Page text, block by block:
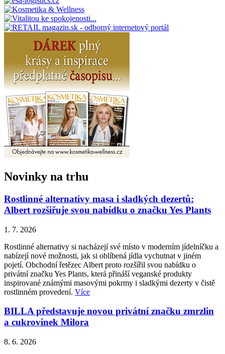
Novinky na trhu
Rostlinné alternativy masa i sladkých dezertů:
Albert rozšiřuje svou nabídku o značku Yes Plants
1. 7. 2026
Rostlinné alternativy si nacházejí své místo v moderním jídelníčku a
nabízejí nové možnosti, jak si oblíbená jídla vychutnat v jiném
pojetí. Obchodní řetězec Albert proto rozšířil svou nabídku o
privátní značku Yes Plants, která přináší veganské produkty
inspirované známými masovými pokrmy i sladkými dezerty v čistě
rostlinném provedení. Více
BILLA představuje novou privátní značku zmrzlin
a cukrovinek Milora
8. 6. 2026